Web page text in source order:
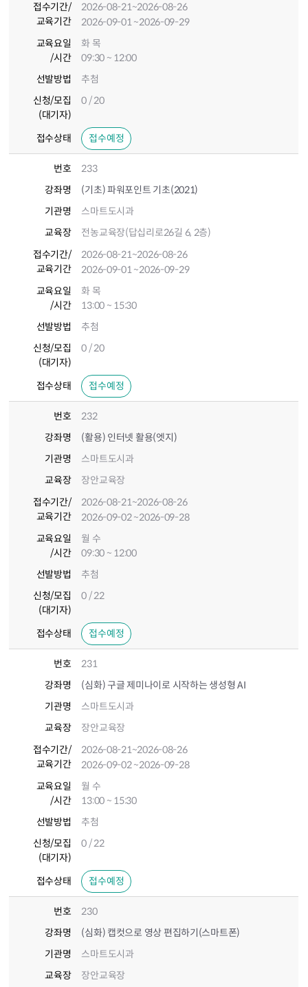
접수기간/
교육기간
2026-08-21~2026-08-26
2026-09-01~2026-09-29
교육요일
/시간
화 목
09:30 ~ 12:00
선발방법
추첨
신청/모집
(대기자)
0 / 20
접수상태 접수예정
번호
233
강좌명
(기초) 파워포인트 기초(2021)
기관명
스마트도시과
교육장
전농교육장(답십리로26길 6, 2층)
접수기간/
교육기간
2026-08-21~2026-08-26
2026-09-01~2026-09-29
교육요일
/시간
화 목
13:00 ~ 15:30
선발방법
추첨
신청/모집
(대기자)
0 / 20
접수상태 접수예정
번호
232
강좌명
(활용) 인터넷 활용(엣지)
기관명
스마트도시과
교육장
장안교육장
접수기간/
교육기간
2026-08-21~2026-08-26
2026-09-02~2026-09-28
교육요일
/시간
월 수
09:30 ~ 12:00
선발방법
추첨
신청/모집
(대기자)
0 / 22
접수상태 접수예정
번호
231
강좌명
(심화) 구글 제미나이로 시작하는 생성형 AI
기관명
스마트도시과
교육장
장안교육장
접수기간/
교육기간
2026-08-21~2026-08-26
2026-09-02~2026-09-28
교육요일
/시간
월 수
13:00 ~ 15:30
선발방법
추첨
신청/모집
(대기자)
0 / 22
접수상태 접수예정
번호
230
강좌명
(심화) 캡컷으로 영상 편집하기(스마트폰)
기관명
스마트도시과
교육장
장안교육장